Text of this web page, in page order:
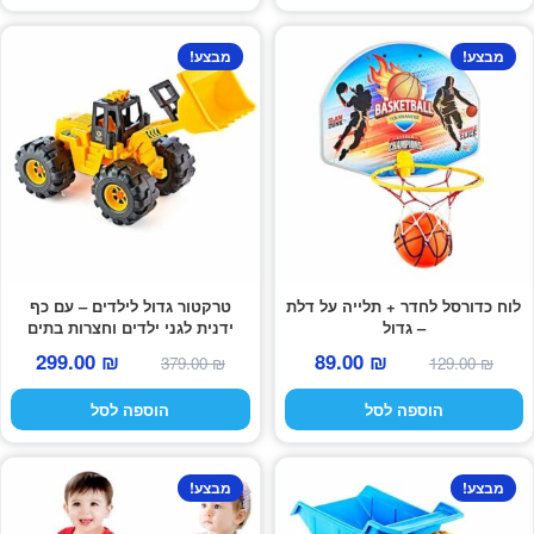
לוח כדורסל לחדר + תלייה על דלת
– גדול
מבצע!
129.00₪
המחיר
המקורי
היה:
89.00 ₪
המחיר
הנוכחי
הוא:
הוספה לסל
טרקטור גדול לילדים – עם כף
ידנית לגני ילדים וחצרות בתים
מבצע!
379.00₪
המחיר
המקורי
היה:
299.00 ₪
הוא:
הוספה לסל
מבצע! מבצע!
למוצר
זה